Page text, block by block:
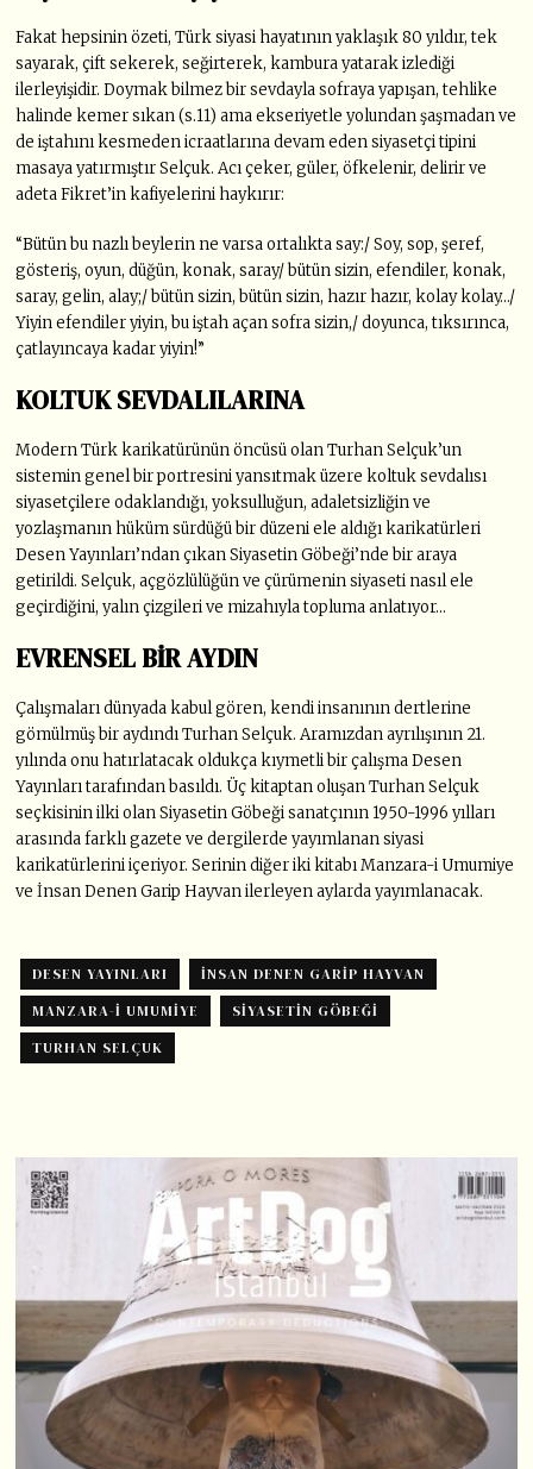
Fakat hepsinin özeti, Türk siyasi hayatının yaklaşık 80 yıldır, tek
sayarak, çift sekerek, seğirterek, kambura yatarak izlediği
ilerleyişidir. Doymak bilmez bir sevdayla sofraya yapışan, tehlike
halinde kemer sıkan (s.11) ama ekseriyetle yolundan şaşmadan ve
de iştahını kesmeden icraatlarına devam eden siyasetçi tipini
masaya yatırmıştır Selçuk. Acı çeker, güler, öfkelenir, delirir ve
adeta Fikret’in kafiyelerini haykırır:
“Bütün bu nazlı beylerin ne varsa ortalıkta say:/ Soy, sop, şeref,
gösteriş, oyun, düğün, konak, saray/ bütün sizin, efendiler, konak,
saray, gelin, alay;/ bütün sizin, bütün sizin, hazır hazır, kolay kolay…/
Yiyin efendiler yiyin, bu iştah açan sofra sizin,/ doyunca, tıksırınca,
çatlayıncaya kadar yiyin!”
KOLTUK SEVDALILARINA
Modern Türk karikatürünün öncüsü olan Turhan Selçuk’un
sistemin genel bir portresini yansıtmak üzere koltuk sevdalısı
siyasetçilere odaklandığı, yoksulluğun, adaletsizliğin ve
yozlaşmanın hüküm sürdüğü bir düzeni ele aldığı karikatürleri
Desen Yayınları’ndan çıkan Siyasetin Göbeği’nde bir araya
getirildi. Selçuk, açgözlülüğün ve çürümenin siyaseti nasıl ele
geçirdiğini, yalın çizgileri ve mizahıyla topluma anlatıyor…
EVRENSEL BİR AYDIN
Çalışmaları dünyada kabul gören, kendi insanının dertlerine
gömülmüş bir aydındı Turhan Selçuk. Aramızdan ayrılışının 21.
yılında onu hatırlatacak oldukça kıymetli bir çalışma Desen
Yayınları tarafından basıldı. Üç kitaptan oluşan Turhan Selçuk
seçkisinin ilki olan Siyasetin Göbeği sanatçının 1950-1996 yılları
arasında farklı gazete ve dergilerde yayımlanan siyasi
karikatürlerini içeriyor. Serinin diğer iki kitabı Manzara-i Umumiye
ve İnsan Denen Garip Hayvan ilerleyen aylarda yayımlanacak.
DESEN YAYINLARI
İNSAN DENEN GARIP HAYVAN
MANZARA-I UMUMIYE
SIYASETIN GÖBEĞI
TURHAN SELÇUK